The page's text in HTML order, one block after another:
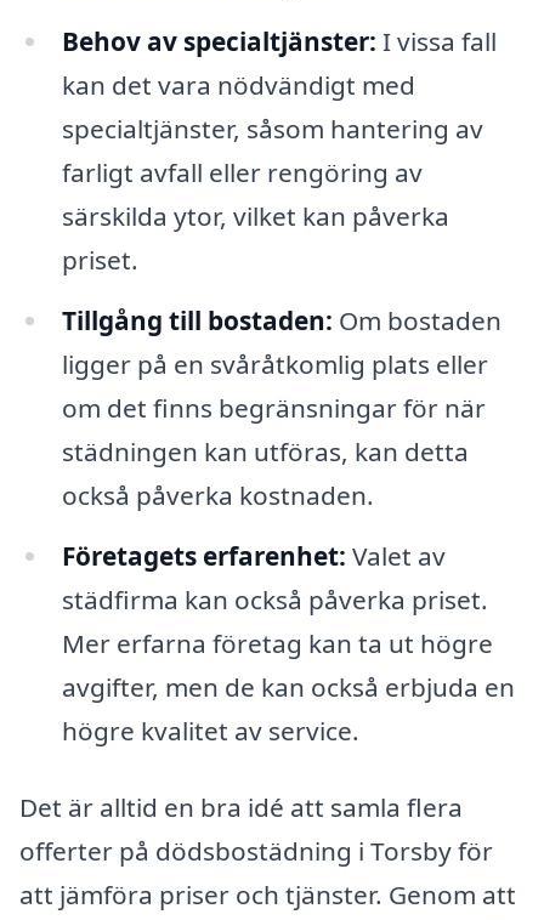
Behov av specialtjänster: I vissa fall
kan det vara nödvändigt med
specialtjänster, såsom hantering av
farligt avfall eller rengöring av
särskilda ytor, vilket kan påverka
priset.
Tillgång till bostaden: Om bostaden
ligger på en svåråtkomlig plats eller
om det finns begränsningar för när
städningen kan utföras, kan detta
också påverka kostnaden.
Företagets erfarenhet: Valet av
städfirma kan också påverka priset.
Mer erfarna företag kan ta ut högre
avgifter, men de kan också erbjuda en
högre kvalitet av service.
Det är alltid en bra idé att samla flera
offerter på dödsbostädning i Torsby för
att jämföra priser och tjänster. Genom att